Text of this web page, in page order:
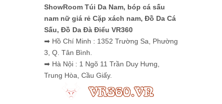
ShowRoom Túi Da Nam, bóp cá sấu
nam nữ giá rẻ Cặp xách nam, Đồ Da Cá
Sấu, Đồ Da Đà Điểu VR360
➡ Hồ Chí Minh : 1352 Trường Sa, Phường
3, Q. Tân Bình.
➡ Hà Nội : 1 Ngõ 11 Trần Duy Hưng,
Trung Hòa, Cầu Giấy.